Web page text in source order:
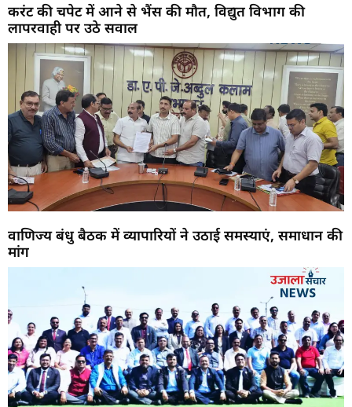
करंट की चपेट में आने से भैंस की मौत, विद्युत विभाग की
लापरवाही पर उठे सवाल
वाणिज्य बंधु बैठक में व्यापारियों ने उठाई समस्याएं, समाधान की
मांग